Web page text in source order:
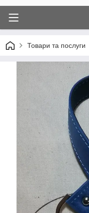
Товари та послуги